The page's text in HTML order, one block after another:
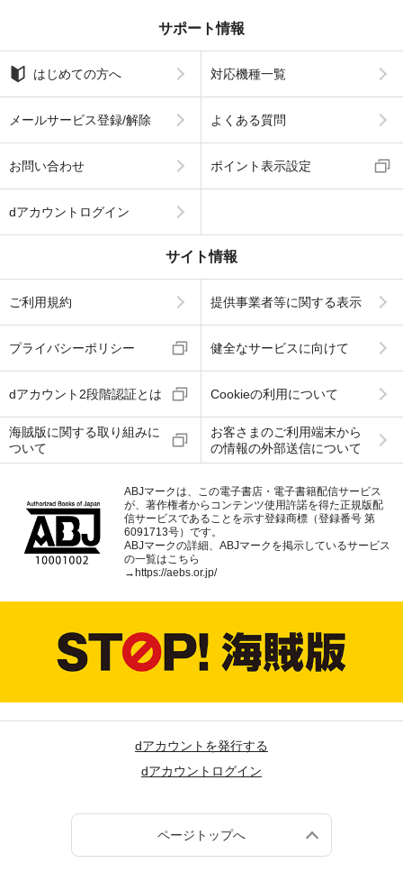
サポート情報
はじめての方へ 対応機種一覧
メールサービス登録/解除 よくある質問
お問い合わせ ポイント表示設定
dアカウントログイン
サイト情報
ご利用規約 提供事業者等に関する表示
プライバシーポリシー 健全なサービスに向けて
dアカウント2段階認証とは Cookieの利用について
海賊版に関する取り組みに
ついて
お客さまのご利用端末から
の情報の外部送信について
ABJマークは、この電子書店・電子書籍配信サービス
が、著作権者からコンテンツ使用許諾を得た正規版配
信サービスであることを示す登録商標（登録番号 第
6091713号）です。
ABJマークの詳細、ABJマークを掲示しているサービス
の一覧はこちら
→ https://aebs.or.jp/
dアカウントを発行する
dアカウントログイン
ページトップへ